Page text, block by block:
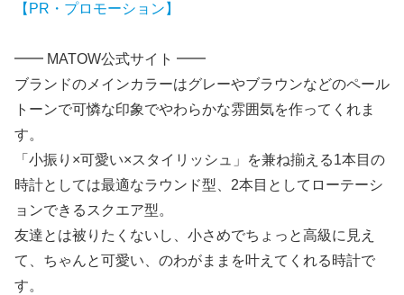
【PR・プロモーション】
━━ MATOW公式サイト ━━
ブランドのメインカラーはグレーやブラウンなどのペール
トーンで可憐な印象でやわらかな雰囲気を作ってくれま
す。
「小振り×可愛い×スタイリッシュ」を兼ね揃える1本目の
時計としては最適なラウンド型、2本目としてローテーシ
ョンできるスクエア型。
友達とは被りたくないし、小さめでちょっと高級に見え
て、ちゃんと可愛い、のわがままを叶えてくれる時計で
す。